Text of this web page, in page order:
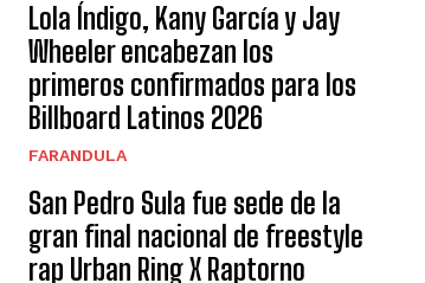
Lola Índigo, Kany García y Jay
Wheeler encabezan los
primeros confirmados para los
Billboard Latinos 2026
FARANDULA
San Pedro Sula fue sede de la
gran final nacional de freestyle
rap Urban Ring X Raptorno